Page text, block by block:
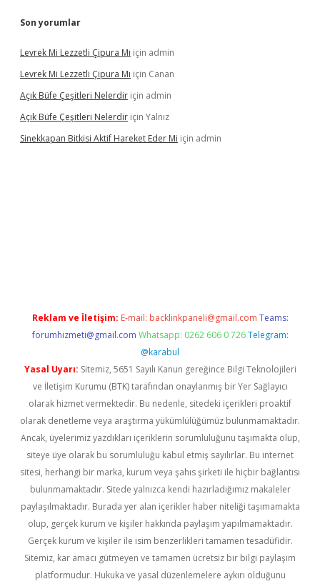
Son yorumlar
Levrek Mi Lezzetli Çipura Mı için admin
Levrek Mi Lezzetli Çipura Mı için Canan
Açık Büfe Çeşitleri Nelerdir için admin
Açık Büfe Çeşitleri Nelerdir için Yalnız
Sinekkapan Bitkisi Aktif Hareket Eder Mi için admin
Reklam ve İletişim: E-mail: backlinkpaneli@gmail.com Teams:
forumhizmeti@gmail.com Whatsapp: 0262 606 0 726 Telegram:
@karabul
Yasal Uyarı: Sitemiz, 5651 Sayılı Kanun gereğince Bilgi Teknolojileri
ve İletişim Kurumu (BTK) tarafından onaylanmış bir Yer Sağlayıcı
olarak hizmet vermektedir. Bu nedenle, sitedeki içerikleri proaktif
olarak denetleme veya araştırma yükümlülüğümüz bulunmamaktadır.
Ancak, üyelerimiz yazdıkları içeriklerin sorumluluğunu taşımakta olup,
siteye üye olarak bu sorumluluğu kabul etmiş sayılırlar. Bu internet
sitesi, herhangi bir marka, kurum veya şahıs şirketi ile hiçbir bağlantısı
bulunmamaktadır. Sitede yalnızca kendi hazırladığımız makaleler
paylaşılmaktadır. Burada yer alan içerikler haber niteliği taşımamakta
olup, gerçek kurum ve kişiler hakkında paylaşım yapılmamaktadır.
Gerçek kurum ve kişiler ile isim benzerlikleri tamamen tesadüfidir.
Sitemiz, kar amacı gütmeyen ve tamamen ücretsiz bir bilgi paylaşım
platformudur. Hukuka ve yasal düzenlemelere aykırı olduğunu